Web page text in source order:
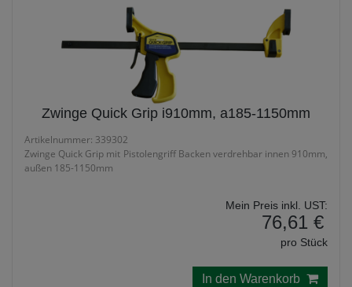
Zwinge Quick Grip i910mm, a185-1150mm
Artikelnummer: 339302
Zwinge Quick Grip mit Pistolengriff Backen verdrehbar innen 910mm,
außen 185-1150mm
Mein Preis inkl. UST:
76,61 €
pro Stück
In den Warenkorb